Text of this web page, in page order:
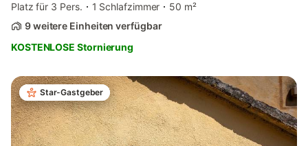
Platz für 3 Pers.
1 Schlafzimmer
50 m²
9 weitere Einheiten verfügbar
KOSTENLOSE Stornierung
Star-Gastgeber